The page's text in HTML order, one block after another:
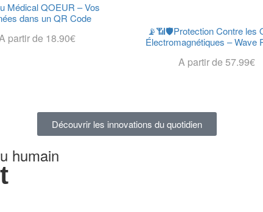
Médical QOEUR – Vos
dans un QR Code
partir de 18.90€
📡📶🛡️Protection Contre les
Électromagnétiques – Wave
A partir de 57.99€
Découvrir les innovations du quotidien
humain